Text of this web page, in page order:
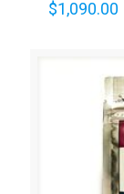
Valorado
en
$1,090.00